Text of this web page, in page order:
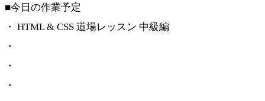
■今日の作業予定
・ HTML & CSS 道場レッスン 中級編
・
・
・